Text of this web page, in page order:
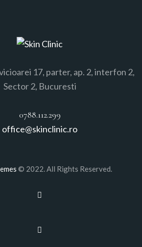
17, parter, ap. 2, interfon 2,
Sector 2, Bucuresti
0788.112.299
office@skinclinic.ro
© 2022. All Rights Reserved.